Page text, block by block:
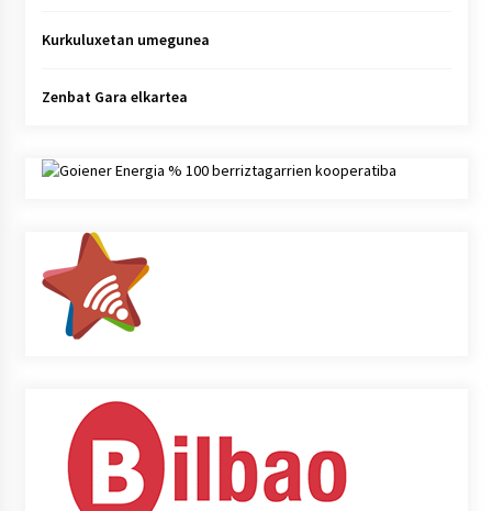
Kurkuluxetan umegunea
Zenbat Gara elkartea